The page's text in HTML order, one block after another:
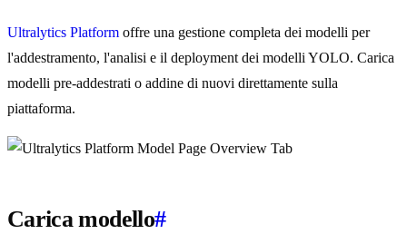
Ultralytics Platform offre una gestione completa dei modelli per
l'addestramento, l'analisi e il deployment dei modelli YOLO. Carica
modelli pre-addestrati o addine di nuovi direttamente sulla
piattaforma.
Carica modello#